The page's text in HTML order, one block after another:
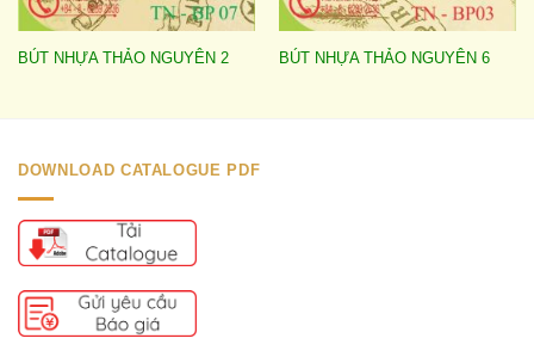
BÚT NHỰA THẢO NGUYÊN 2 BÚT NHỰA THẢO NGUYÊN 6
DOWNLOAD CATALOGUE PDF